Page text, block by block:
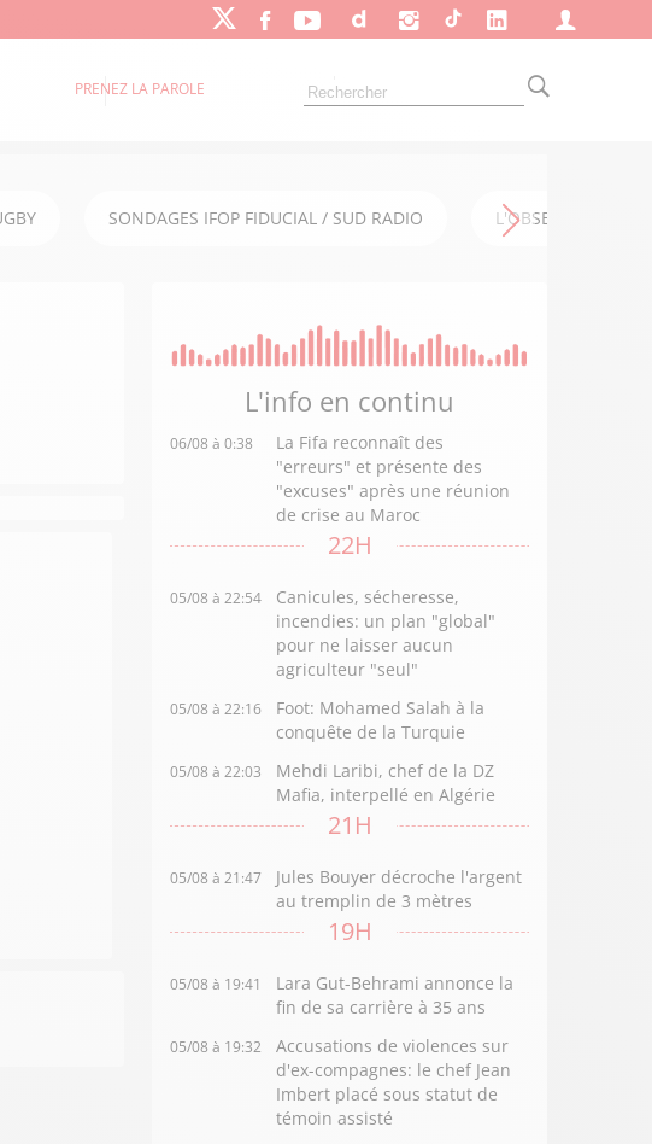
PRENEZ LA PAROLE
SONDAGES IFOP FIDUCIAL / SUD RADIO L'OBSERVATOIRE
L'info en continu
06/08 à 0:38
La Fifa reconnaît des
"erreurs" et présente des
"excuses" après une réunion
de crise au Maroc
22H
05/08 à 22:54
Canicules, sécheresse,
incendies: un plan "global"
pour ne laisser aucun
agriculteur "seul"
05/08 à 22:16
Foot: Mohamed Salah à la
conquête de la Turquie
05/08 à 22:03
Mehdi Laribi, chef de la DZ
Mafia, interpellé en Algérie
21H
05/08 à 21:47
Jules Bouyer décroche l'argent
au tremplin de 3 mètres
19H
05/08 à 19:41
Lara Gut-Behrami annonce la
fin de sa carrière à 35 ans
05/08 à 19:32
Accusations de violences sur
d'ex-compagnes: le chef Jean
Imbert placé sous statut de
témoin assisté